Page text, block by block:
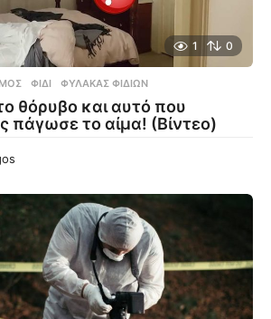
1 0
,ΦΊΔΙ ,ΦΎΛΑΚΑΣ ΦΙΔΙΏΝ
θόρυβο και αυτό που
πάγωσε το αίμα! (Βίντεο)